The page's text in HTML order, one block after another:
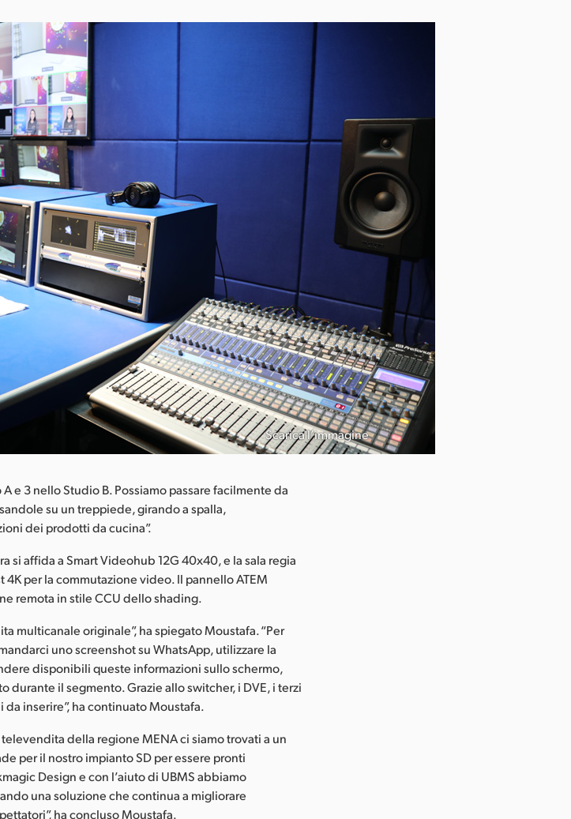
Scarica l’immagine
e 3 nello Studio B. Possiamo passare facilmente da
su un treppiede, girando a spalla,
dei prodotti da cucina”.
si affida a Smart Videohub 12G 40x40, e la sala regia
per la commutazione video. Il pannello ATEM
remota in stile CCU dello shading.
multicanale originale”, ha spiegato Moustafa. “Per
uno screenshot su WhatsApp, utilizzare la
disponibili queste informazioni sullo schermo,
durante il segmento. Grazie allo switcher, i DVE, i terzi
inserire”, ha continuato Moustafa.
della regione MENA ci siamo trovati a un
per il nostro impianto SD per essere pronti
Design e con l’aiuto di UBMS abbiamo
una soluzione che continua a migliorare
ha concluso Moustafa.